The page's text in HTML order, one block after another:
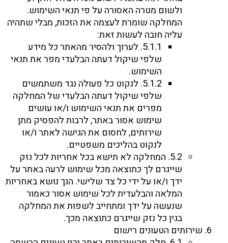
ולשום מטרה האסורה על פי תנאי השימוש.
המחלקה שומרת לעצמה את הזכות, מבלי שתהיה
עליה חובה לעשות זאת:
5.1.1. לערוך ולהסיר מהאתר כל מידע
שלפי שיקול דעתה הבלעדי מפר את תנאי
השימוש.
5.1.2. לנקוט כל פעולה נגד משתמשים
שלפי שיקול דעתה הבלעדי של המחלקה
מפרים את תנאי השימוש ו/או עושים
שימוש אסור באתר, לרבות להפסיק מתן
שירותים, לחסום את הגישה לאתר ו/או
לנקוט בהליכים משפטיים.
5.2. המחלקה לא תישא בכל אחריות לכל נזק
שייגרם לך כתוצאה מכל שימוש לרעה באתר על
ידך ו/או על ידי כל צד שלישי. הנך נושא באחריות
המלאה והבלעדית לכל שימוש אסור כאמור
שנעשה על ידך ומתחייב לשפות את המחלקה
בגין כל נזק שייגרם כתוצאה מכך.
שירותים הטעונים רישום